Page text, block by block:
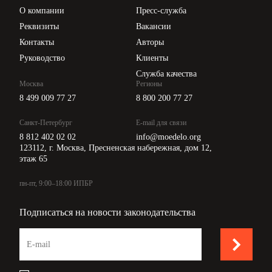
О компании
Реквизиты
Контакты
Руководство
Пресс-служба
Вакансии
Авторы
Клиенты
Служба качества
Москва
8 499 009 77 27
Санкт-Петербург
8 812 402 02 02
Регионы
8 800 200 77 27
E-mail для связи
info@moedelo.org
123112, г. Москва, Пресненская набережная, дом 12,
этаж 65
пн-пт, 9:00–18:00 ИПБР
Подписаться на новости законодательства